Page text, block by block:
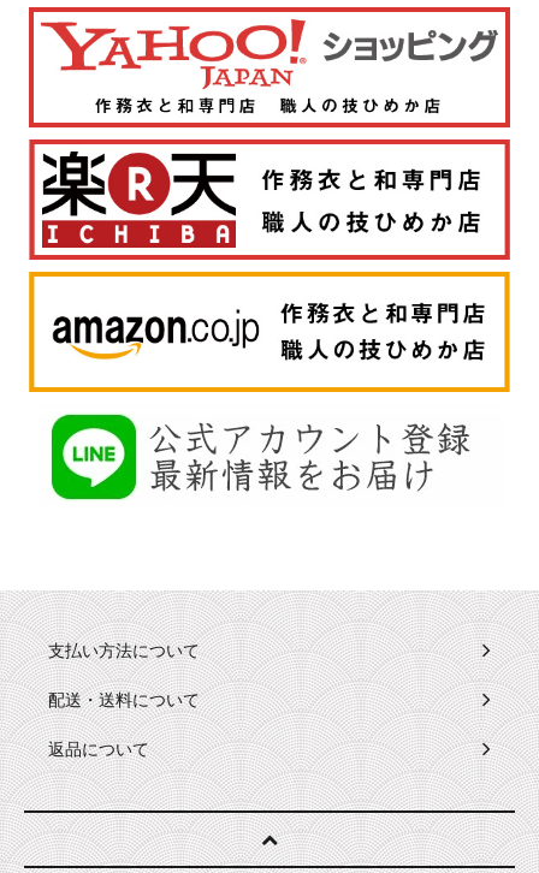
支払い方法について
配送・送料について
返品について